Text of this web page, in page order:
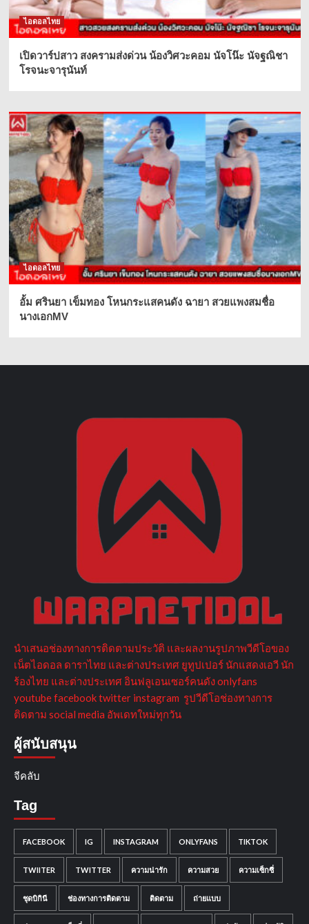
ไอดอลไทย
เปิดวาร์ปสาว สงครามส่งด่วน น้องวิศวะคอม นัจโน๊ะ นัจฐณิชา
โรจนะจารุนันท์
ไอดอลไทย
อั้ม ศรินยา เข็มทอง โหนกระแสคนดัง ฉายา สวยแพงสมชื่อ
นางเอกMV
นำเสนอช่องทางการติดตามประวัติ และผลงานรูปภาพวีดีโอของ
เน็ตไอดอล ดาราไทย และต่างประเทศ ยูทูปเปอร์ นักแสดงเอวี นัก
ร้องไทย และต่างประเทศ อินฟลูเอนเซอร์คนดัง onlyfans
youtube facebook twitter instagram รูปวีดีโอช่องทางการ
ติดตาม social media อัพเดทใหม่ทุกวัน
ผู้สนับสนุน
จีคลับ
Tag
FACEBOOK IG INSTAGRAM ONLYFANS TIKTOK
TWIITER TWITTER ความน่ารัก ความสวย ความเซ็กซี่
ชุดบิกินี ช่องทางการติดตาม ติดตาม ถ่ายแบบ